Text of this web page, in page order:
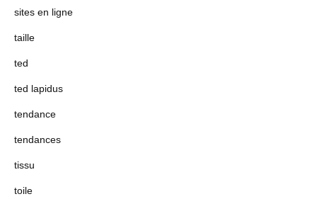
sites en ligne
taille
ted
ted lapidus
tendance
tendances
tissu
toile